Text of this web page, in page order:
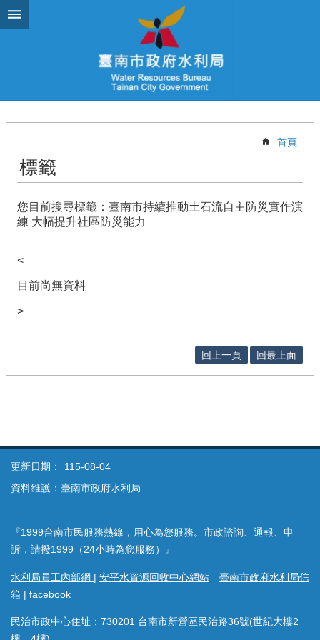
跳到主要內容區塊
首頁
標籤
您目前搜尋標籤：臺南市持續推動土石流自主防災實作演
練 大幅提升社區防災能力
<
目前尚無資料
>
回上一頁 回最上面
更新日期：
115-08-04
資料維護：臺南市政府水利局
『1999台南市民服務熱線，用心為您服務。市政諮詢、通報、申
訴，請撥1999（24小時為您服務）』
水利局員工內部網 | 安平水資源回收中心網站 ︱ 臺南市政府水利局信
箱 | facebook
民治市政中心住址：730201 台南市新營區民治路36號(世紀大樓2